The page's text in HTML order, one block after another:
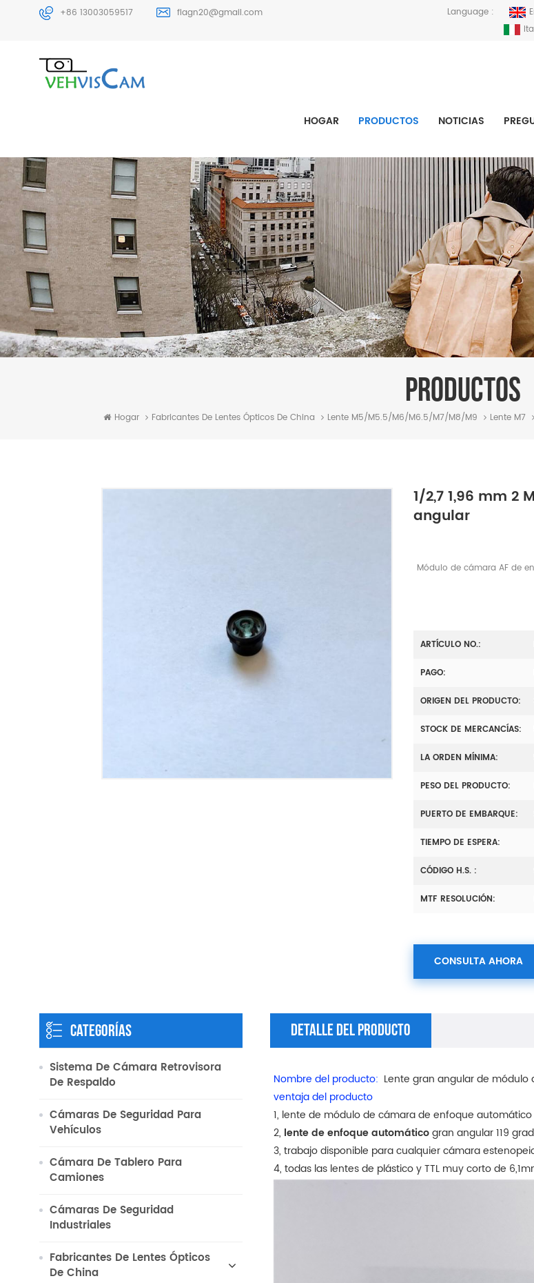
+86 13003059517 flagn20@gmail.com Language :
HOGAR PRODUCTOS NOTICIAS
PRODUCTOS
Hogar Fabricantes De Lentes Ópticos De China Lente M5/M5.5/M6/M6.5/m7/m8/m9 Lente M7
1/2,7 1,96 mm 2
angular
Módulo de cámara AF de
ARTÍCULO NO.:
PAGO:
ORIGEN DEL PRODUCTO:
STOCK DE MERCANCÍAS:
LA ORDEN MÍNIMA:
PESO DEL PRODUCTO:
PUERTO DE EMBARQUE:
TIEMPO DE ESPERA:
CÓDIGO H.S. :
MTF RESOLUCIÓN:
CONSULTA AHORA
Detalle Del Producto
Nombre del producto: Lente gran angular de módulo
ventaja del producto
1, lente de módulo de cámara de enfoque automático
2, lente de enfoque automáticogran angular 119
3, trabajo disponible para cualquier cámara
4, todas las lentes de plástico y TTL muy corto de
CATEGORÍAS
Sistema De Cámara Retrovisora
​​de Respaldo
Cámaras De Seguridad Para
Vehículos
Cámara De Tablero Para
Camiones
Cámaras De Seguridad
Industriales
Fabricantes De Lentes Ópticos
De China